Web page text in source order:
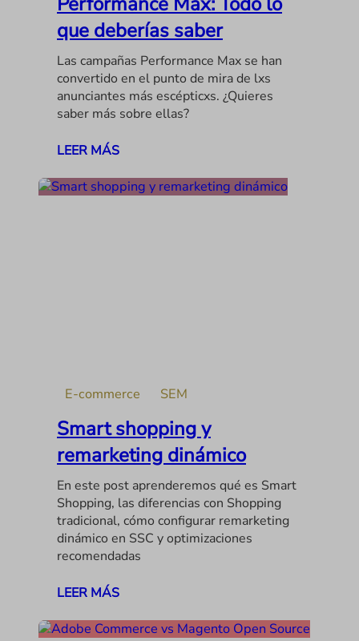
que deberías saber
Las campañas Performance Max se han
convertido en el punto de mira de lxs
anunciantes más escépticxs. ¿Quieres
saber más sobre ellas?
LEER MÁS
E-commerce SEM
Smart shopping y
remarketing dinámico
En este post aprenderemos qué es Smart
Shopping, las diferencias con Shopping
tradicional, cómo configurar remarketing
dinámico en SSC y optimizaciones
recomendadas
LEER MÁS